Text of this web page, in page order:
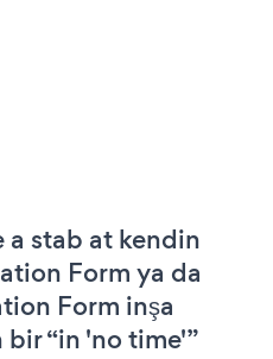
a stab at kendin
Form ya da
Form inşa
“in 'no time'”